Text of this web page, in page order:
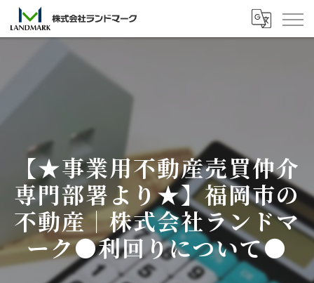
【★事業用不動産売買仲介
専門部署より★】福岡市の
不動産｜株式会社ランドマ
ーク●利回りについて●